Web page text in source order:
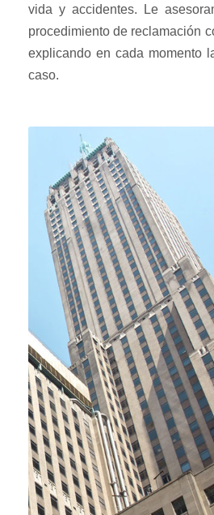
vida y accidentes. Le
procedimiento de reclamación
explicando en cada momento
caso.